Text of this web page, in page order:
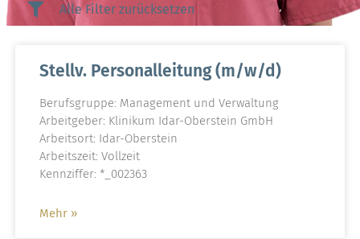
Alle Filter zurücksetzen
Stellv. Personalleitung (m/w/d)
Berufsgruppe: Management und Verwaltung
Arbeitgeber: Klinikum Idar-Oberstein GmbH
Arbeitsort: Idar-Oberstein
Arbeitszeit: Vollzeit
Kennziffer: *_002363
Mehr »